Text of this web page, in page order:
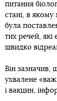
питання
стані, в
була
тих речей,
швидко
Він зазначив,
ухвалене
і вакцин,